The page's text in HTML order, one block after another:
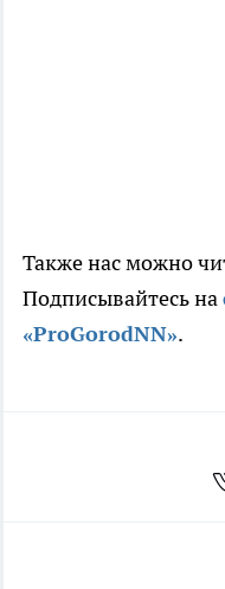
Также нас можно
Подписывайтесь на
«ProGorodNN».